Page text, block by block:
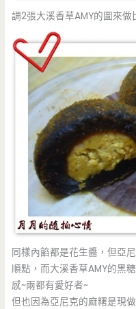
調2張大溪香草AMY的圖來
同樣內餡都是花生醬，但亞
順點，而大溪香草AMY的黑
感~兩都有愛好者~
但也因為亞尼克的麻糬是現